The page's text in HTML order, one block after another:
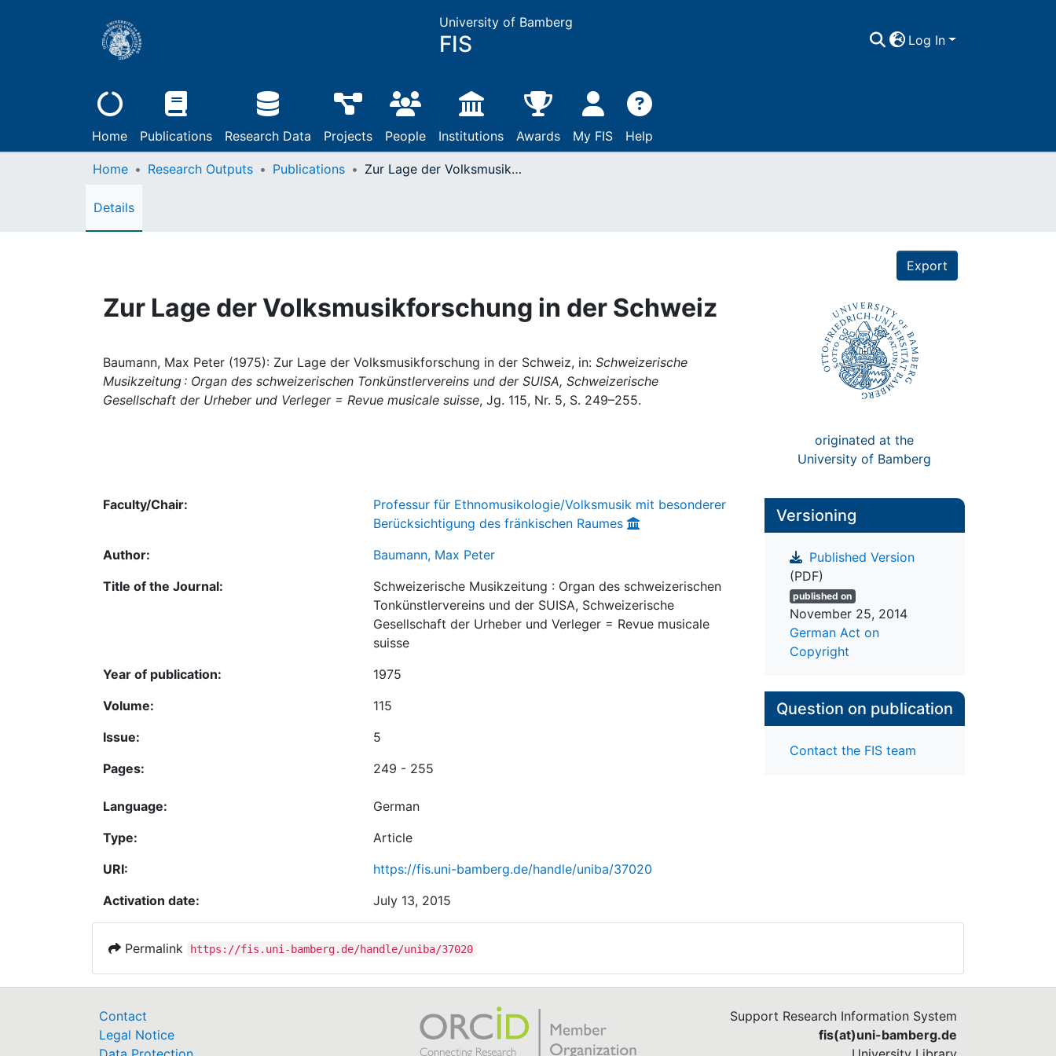
University of Bamberg
FIS Log In
Home Publications Research Data Projects People Institutions Awards My FIS Help
Home Research Outputs Publications Zur Lage der Volksmusikforschung in der Schweiz
Details
Export
Zur Lage der Volksmusikforschung in der Schweiz
Baumann, Max Peter (1975): Zur Lage der Volksmusikforschung in der Schweiz, in: Schweizerische
Musikzeitung : Organ des schweizerischen Tonkünstlervereins und der SUISA, Schweizerische
Gesellschaft der Urheber und Verleger = Revue musicale suisse, Jg. 115, Nr. 5, S. 249–255.
originated at the
University of Bamberg
Faculty/Chair:
Professur für Ethnomusikologie/Volksmusik mit besonderer
Berücksichtigung des fränkischen Raumes
Author:
Baumann, Max Peter
Title of the Journal:
Schweizerische Musikzeitung : Organ des schweizerischen
Tonkünstlervereins und der SUISA, Schweizerische
Gesellschaft der Urheber und Verleger = Revue musicale
suisse
Year of publication:
1975
Volume:
115
Issue:
5
Pages:
249 - 255
Language:
German
Type:
Article
URI:
https://fis.uni-bamberg.de/handle/uniba/37020
Activation date:
July 13, 2015
Versioning
Published Version
(PDF)
published on
November 25, 2014
German Act on
Copyright
Question on publication
Contact the FIS team
Permalink https://fis.uni-bamberg.de/handle/uniba/37020
Contact
Legal Notice
Support Research Information System
fis(at)uni-bamberg.de